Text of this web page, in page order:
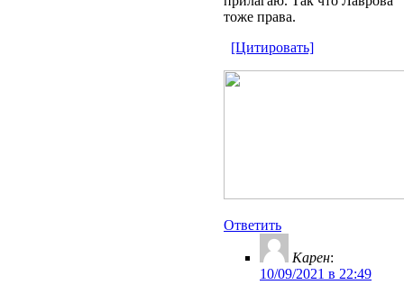
тоже права.
[Цитировать]
Ответить
Карен:
10/09/2021 в 22:49